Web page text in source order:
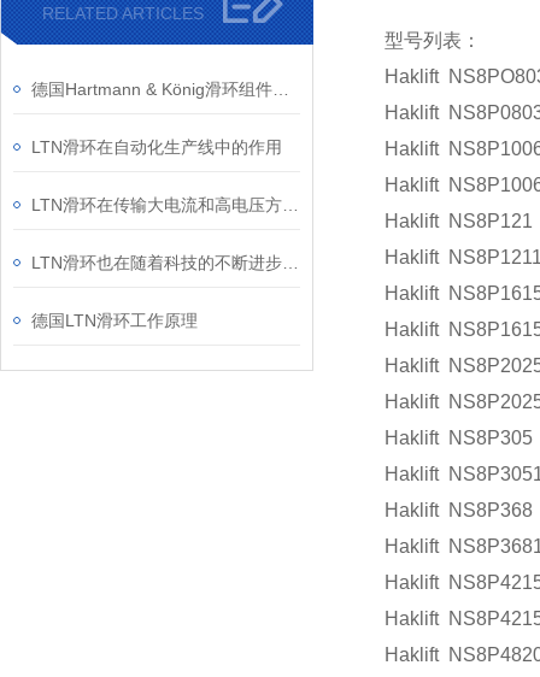
RELATED ARTICLES
LTN滑环在自动化生产线中的作用
德国LTN滑环工作原理
型号列表：
Haklift
Haklift
Haklift
Haklift
Haklift NS8P121
Haklift
Haklift
Haklift
Haklift
Haklift
Haklift NS8P305
Haklift
Haklift NS8P368
Haklift
Haklift
Haklift
Haklift